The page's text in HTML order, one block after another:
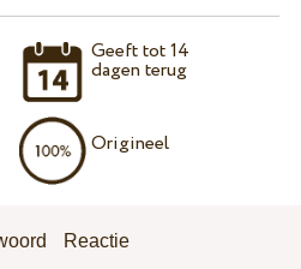
Geeft tot 14
dagen terug
Origineel
Reactie